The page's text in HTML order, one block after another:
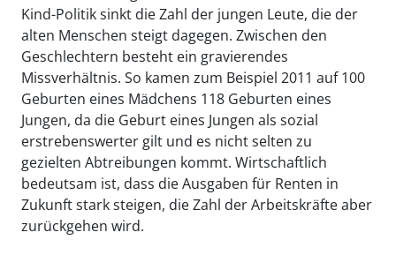
Kind-Politik sinkt die Zahl der jungen Leute, die der
alten Menschen steigt dagegen. Zwischen den
Geschlechtern besteht ein gravierendes
Missverhältnis. So kamen zum Beispiel 2011 auf 100
Geburten eines Mädchens 118 Geburten eines
Jungen, da die Geburt eines Jungen als sozial
erstrebenswerter gilt und es nicht selten zu
gezielten Abtreibungen kommt. Wirtschaftlich
bedeutsam ist, dass die Ausgaben für Renten in
Zukunft stark steigen, die Zahl der Arbeitskräfte aber
zurückgehen wird.